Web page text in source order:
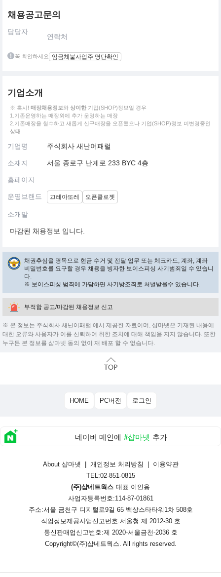
채용공고문의
담당자
연락처
꼭 확인하세요 임금체불사업주 명단확인
기업소개
※ 혹시! 매장채용정보와 상이한 기업(SHOP)정보일 경우
1.기존운영하는 매장외에 추가 운영하는 매장
2.기존매장을 철수하고 새롭게 신규매장을 오픈했으나 기업(SHOP)정보 미변경중인
상태
기업명 주식회사 새난어패럴
소재지 서울 종로구 난계로 233 BYC 4층
홈페이지
운영브랜드 끄레아또레 오픈클로젯
소개말
마감된 채용정보 입니다.
채권추심을 명목으로 현금 수거 및 전달 업무 또는 체크카드, 계좌, 계좌
비밀번호를 요구할 경우 채용을 빙자한 보이스피싱 사기범죄일 수 있습니
다.
※ 보이스피싱 범죄에 가담하면 사기방조죄로 처벌받을수 있습니다.
부적합 공고/마감된 채용정보 신고
※ 본 정보는 주식회사 새난어패럴 에서 제공한 자료이며, 샵마넷은 기재된 내용에
대한 오류와 사용자가 이를 신뢰하여 취한 조치에 대해 책임을 지지 않습니다. 또한
누구든 본 정보를 샵마넷 동의 없이 재 배포 할 수 없습니다.
HOME PC버전 로그인
네이버 메인에 #샵마넷 추가
About 샵마넷 개인정보 처리방침
이용약관
TEL:02-851-0815
(주)샵네트웍스 대표 이인용
사업자등록번호:114-87-01861
주소:서울 금천구 디지털로9길 65 백상스타타워1차 508호
직업정보제공사업신고번호:서울청 제 2012-30 호
통신판매업신고번호:제 2020-서울금천-2036 호
Copyright©(주)샵네트웍스. All rights reserved.